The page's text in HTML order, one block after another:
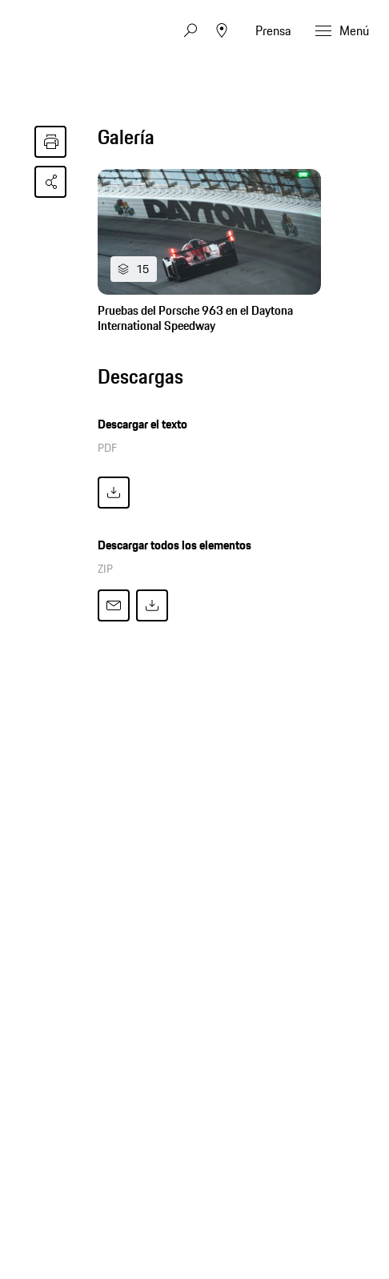
Prensa Menú
Galería
15
Pruebas del Porsche 963 en el Daytona
International Speedway
Descargas
Descargar el texto
PDF
Descargar todos los elementos
ZIP